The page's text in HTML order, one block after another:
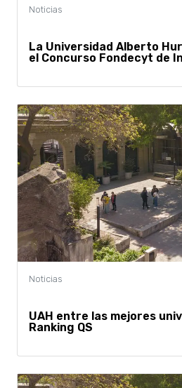
La Universidad Alberto
el Concurso Fondecyt de
UAH entre las mejores
Ranking QS